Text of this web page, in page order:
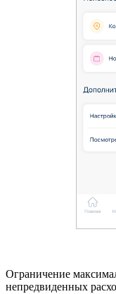
Ограничение
непредвиденных